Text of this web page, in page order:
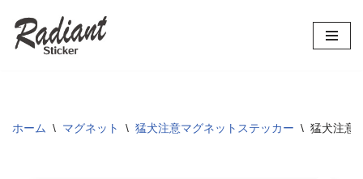
コ
ツ
ホーム \ マグネット \ 猛犬注意マグネットステッカー \ 猛犬注意